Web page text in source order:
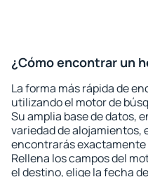
¿Cómo encontrar un
La forma más rápida de
utilizando el motor de
Su amplia base de datos,
variedad de alojamientos,
encontrarás exactamente
Rellena los campos del
el destino, elige la fecha